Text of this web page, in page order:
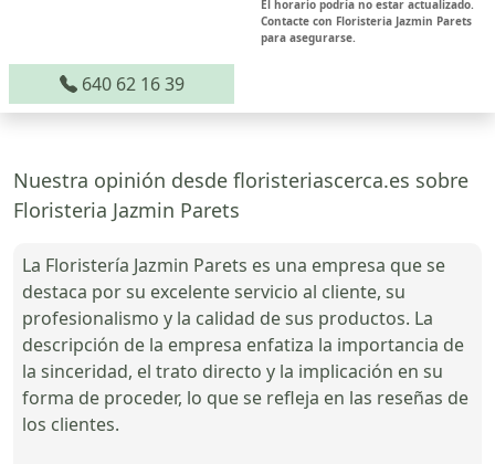
El horario podría no estar actualizado.
Contacte con Floristeria Jazmin Parets
para asegurarse.
640 62 16 39
Nuestra opinión desde floristeriascerca.es sobre
Floristeria Jazmin Parets
La Floristería Jazmin Parets es una empresa que se
destaca por su excelente servicio al cliente, su
profesionalismo y la calidad de sus productos. La
descripción de la empresa enfatiza la importancia de
la sinceridad, el trato directo y la implicación en su
forma de proceder, lo que se refleja en las reseñas de
los clientes.